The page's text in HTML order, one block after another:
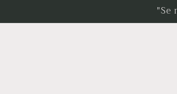
"Se